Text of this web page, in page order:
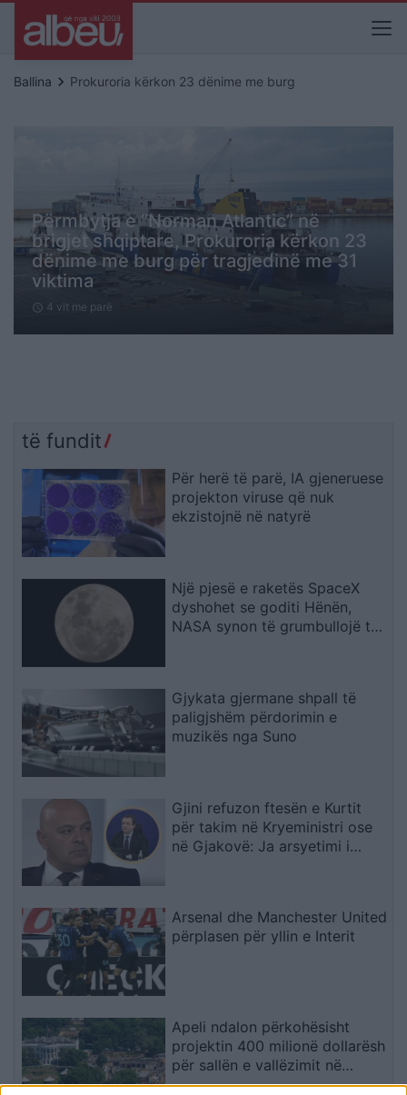
Ballina keyboard_arrow_right Prokuroria kërkon 23 dënime me burg
Përmbytja e “Norman Atlantic” në
brigjet shqiptare, Prokuroria kërkon 23
dënime me burg për tragjedinë me 31
viktima
schedule 4 vit me parë
të fundit
Për herë të parë, IA gjeneruese
projekton viruse që nuk
ekzistojnë në natyrë
Një pjesë e raketës SpaceX
dyshohet se goditi Hënën,
NASA synon të grumbullojë të
Gjykata gjermane shpall të
paligjshëm përdorimin e
muzikës nga Suno
Gjini refuzon ftesën e Kurtit
për takim në Kryeministri ose
në Gjakovë: Ja arsyetimi i
Arsenal dhe Manchester United
përplasen për yllin e Interit
Apeli ndalon përkohësisht
projektin 400 milionë dollarësh
për sallën e vallëzimit në
Shtëpinë e Bardhë